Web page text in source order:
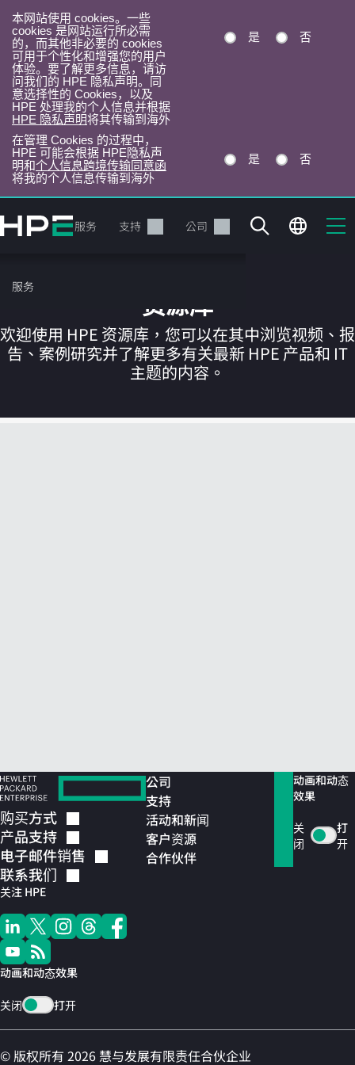
本网站使用 cookies。一些
cookies 是网站运行所必需
的，而其他非必要的 cookies
可用于个性化和增强您的用户
体验。要了解更多信息，请访
问我们的 HPE 隐私声明。同
意选择性的 Cookies，以及
HPE 处理我的个人信息并根据
HPE 隐私声明将其传输到海外
是 否
在管理 Cookies 的过程中，
HPE 可能会根据 HPE隐私声
明和个人信息跨境传输同意函
将我的个人信息传输到海外
是 否
转
到
目
录
产品 服务 支持 公司
服务
您的购物车目前是空的
资源库
欢迎使用 HPE 资源库，您可以在其中浏览视频、报
告、案例研究并了解更多有关最新 HPE 产品和 IT
主题的内容。
购买方式
产品支持
电子邮件销售
联系我们
关注 HPE
动画和动态效果
关闭 打开
公司
支持
活动和新闻
客户资源
合作伙伴
动画和动态
效果
关
闭
打
开
© 版权所有 2026 慧与发展有限责任合伙企业